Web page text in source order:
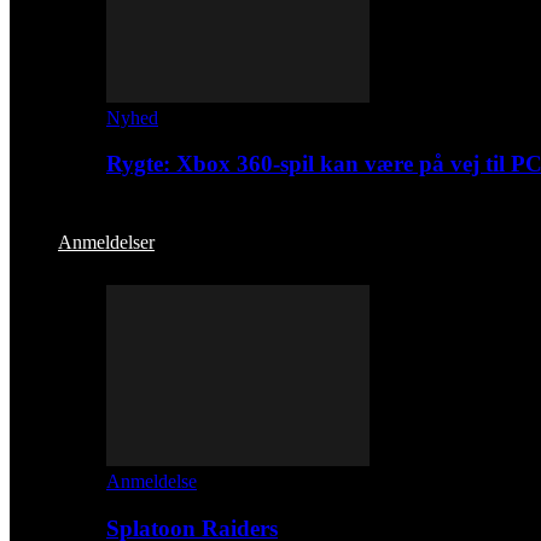
Nyhed
Rygte: Xbox 360-spil kan være på vej til PC
Anmeldelser
Anmeldelse
Splatoon Raiders